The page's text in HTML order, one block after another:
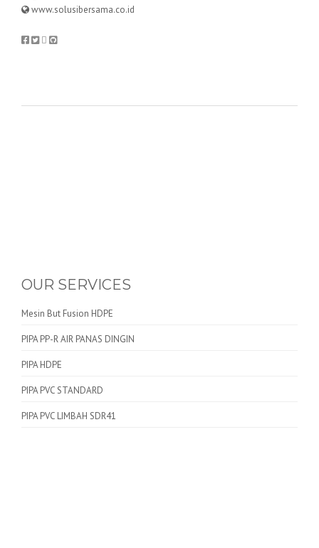
www.solusibersama.co.id
OUR SERVICES
Mesin But Fusion HDPE
PIPA PP-R AIR PANAS DINGIN
PIPA HDPE
PIPA PVC STANDARD
PIPA PVC LIMBAH SDR41